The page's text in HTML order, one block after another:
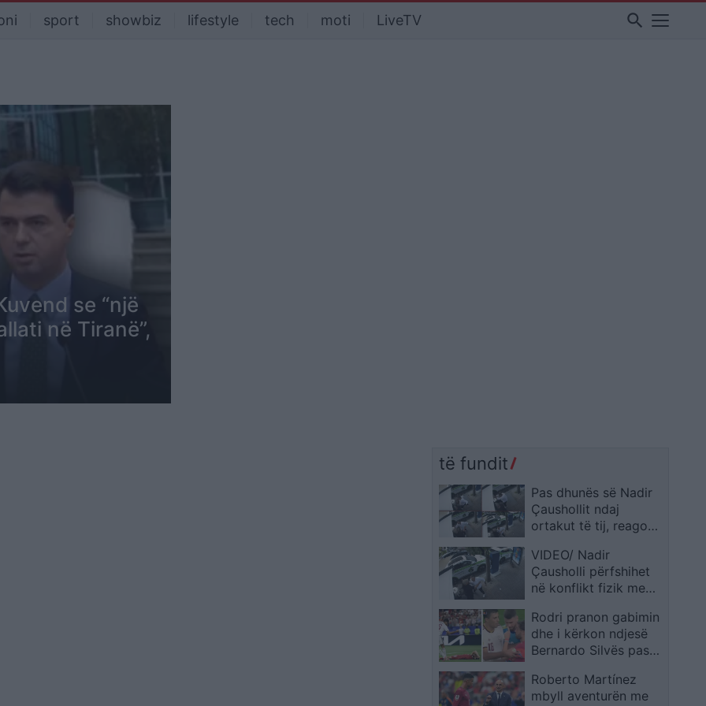
sport showbiz lifestyle tech moti LiveTV search
se “një
në Tiranë”,
të fundit
Pas dhunës së Nadir
Çaushollit ndaj
ortakut të tij, reagon
Vladimir Kosta: Në
këto rrethana, ndodh
vetëgjyqësia….
VIDEO/ Nadir
Çausholli përfshihet
në konflikt fizik me
e ish-Bllokut
Rodri pranon gabimin
dhe i kërkon ndjesë
Bernardo Silvës pas
sfidës me Portugalinë
Roberto Martínez
mbyll aventurën me